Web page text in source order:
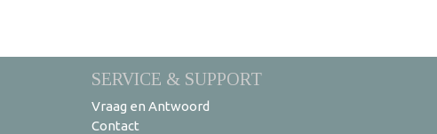
SERVICE & SUPPORT
Vraag en Antwoord
Contact